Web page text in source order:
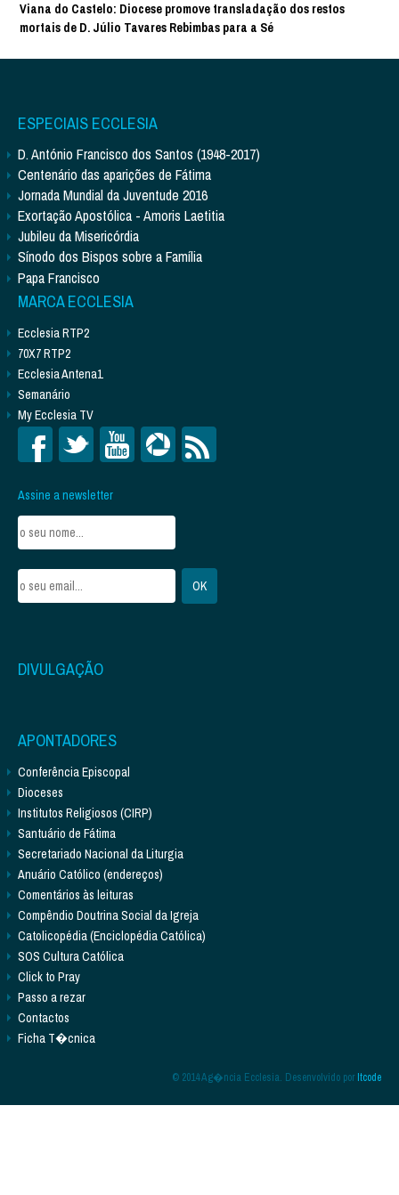
Viana do Castelo: Diocese promove transladação dos restos
mortais de D. Júlio Tavares Rebimbas para a Sé
ESPECIAIS ECCLESIA
D. António Francisco dos Santos (1948-2017)
Centenário das aparições de Fátima
Jornada Mundial da Juventude 2016
Exortação Apostólica - Amoris Laetitia
Jubileu da Misericórdia
Sínodo dos Bispos sobre a Família
Papa Francisco
MARCA ECCLESIA
Ecclesia RTP2
70X7 RTP2
Ecclesia Antena1
Semanário
My Ecclesia TV
Assine a newsletter
DIVULGAÇÃO
APONTADORES
Conferência Episcopal
Dioceses
Institutos Religiosos (CIRP)
Santuário de Fátima
Secretariado Nacional da Liturgia
Anuário Católico (endereços)
Comentários às leituras
Compêndio Doutrina Social da Igreja
Catolicopédia (Enciclopédia Católica)
SOS Cultura Católica
Click to Pray
Passo a rezar
Contactos
Ficha T�cnica
© 2014 Ag�ncia Ecclesia. Desenvolvido porItcode